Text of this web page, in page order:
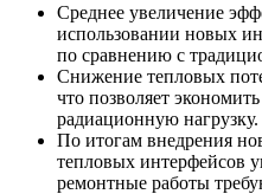
Среднее увеличение
использовании новых
по сравнению с
Снижение тепловых
что позволяет
радиационную нагрузку.
По итогам внедрения
тепловых интерфейсов
ремонтные работы